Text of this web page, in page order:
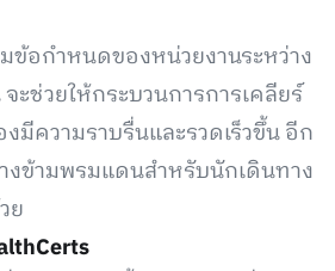
ข้อกำหนดของหน่วยงานระหว่าง
ะช่วยให้กระบวนการการเคลียร์
มีความราบรื่นและรวดเร็วขึ้น อีก
งข้ามพรมแดนสำหรับนักเดินทาง
ย